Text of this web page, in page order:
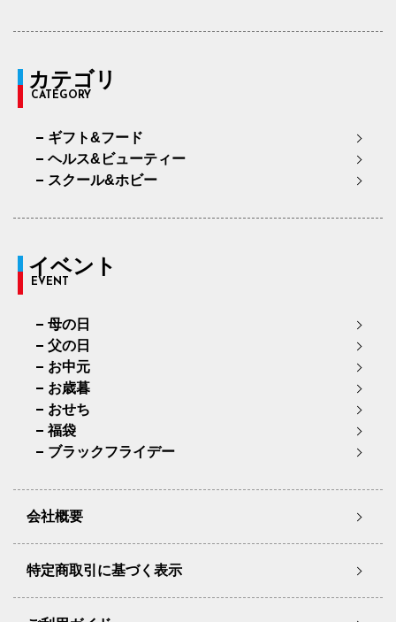
カテゴリ
CATEGORY
ギフト&フード
ヘルス&ビューティー
スクール&ホビー
イベント
EVENT
母の日
父の日
お中元
お歳暮
おせち
福袋
ブラックフライデー
会社概要
特定商取引に基づく表示